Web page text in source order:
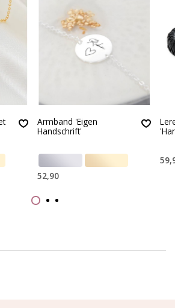
Armband 'Eigen
Handschrift'
52,90